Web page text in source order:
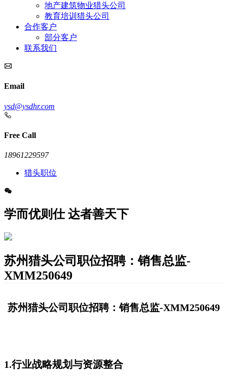
地产建筑物业猎头公司
教育培训猎头公司
合作客户
部分客户
联系我们
Email
ysd@ysdhr.com
Free Call
18961229597
猎头职位
学而优则仕 达者善天下
苏州猎头公司职位招聘：销售总监-
XMM250649
苏州猎头公司职位招聘：销售总监-XMM250649
1.行业战略规划与资源整合